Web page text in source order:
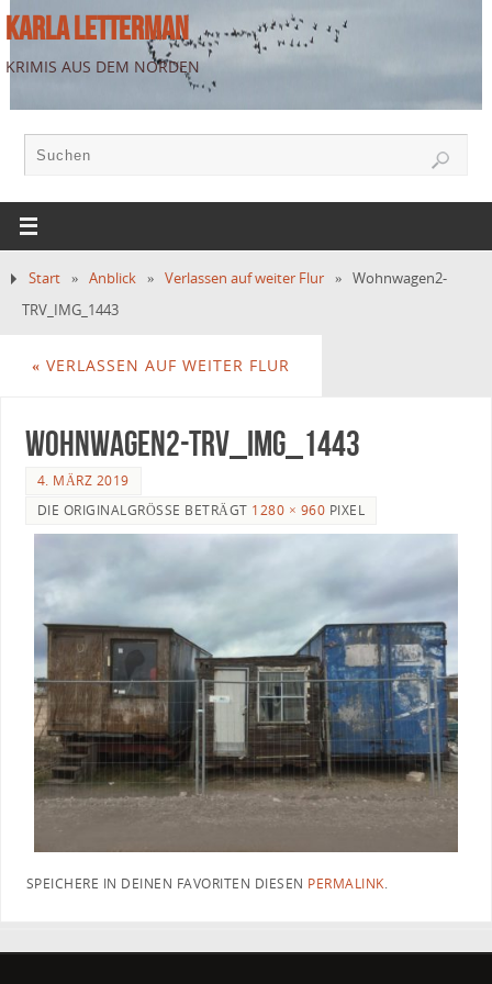
KARLA LETTERMAN
KRIMIS AUS DEM NORDEN
Start » Anblick » Verlassen auf weiter Flur » Wohnwagen2-
TRV_IMG_1443
« VERLASSEN AUF WEITER FLUR
Wohnwagen2-TRV_IMG_1443
4. MÄRZ 2019
DIE ORIGINALGRÖSSE BETRÄGT 1280 × 960 PIXEL
SPEICHERE IN DEINEN FAVORITEN DIESEN PERMALINK.